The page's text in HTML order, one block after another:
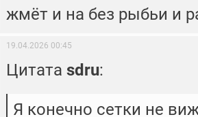
жмёт и на без рыбьи и
19.04.2026 00:45
Цитата sdru:
Я конечно сетки не